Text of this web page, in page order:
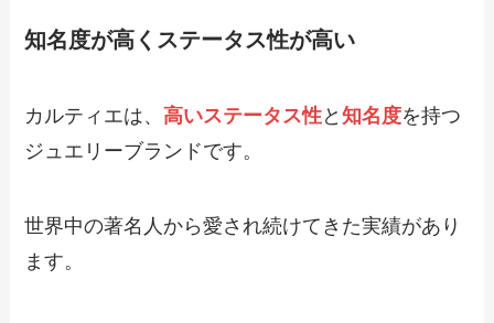
知名度が高くステータス性が高い
カルティエは、高いステータス性と知名度を持つ
ジュエリーブランドです。
世界中の著名人から愛され続けてきた実績があり
ます。